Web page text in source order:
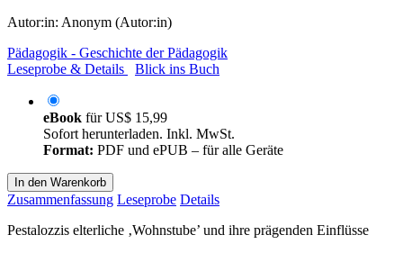
Autor:in: Anonym (Autor:in)
Pädagogik - Geschichte der Pädagogik
Leseprobe & Details
Blick ins Buch
eBook fürUS$ 15,99
Sofort herunterladen. Inkl. MwSt.
Format: PDF und ePUB – für alle Geräte
In den Warenkorb
Zusammenfassung Leseprobe Details
Pestalozzis elterliche ‚Wohnstube’ und ihre prägenden Einflüsse